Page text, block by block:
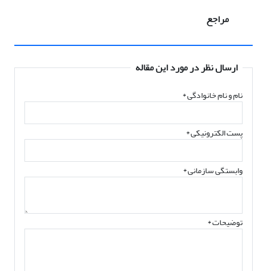
مراجع
ارسال نظر در مورد این مقاله
نام و نام خانوادگی*
پست الکترونیکی*
وابستگی سازمانی *
توضیحات *